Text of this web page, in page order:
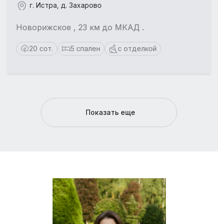
г. Истра, д. Захарово
Новорижское , 23 км до МКАД .
20 сот. 5 спален с отделкой
Показать еще